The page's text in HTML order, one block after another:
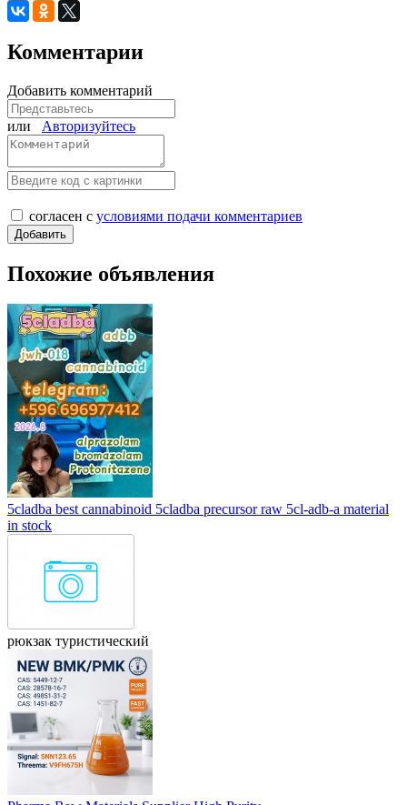
Комментарии
Добавить комментарий
или Авторизуйтесь
согласен с условиями подачи комментариев
Похожие объявления
5cladba best cannabinoid 5cladba precursor raw 5cl-adb-a material
in stock
рюкзак туристический